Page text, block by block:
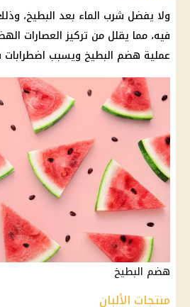
ولا يفضل شرب الماء بعد البطيخ،
فيه، مما يقلل من تركيز العصارات
عملية هضم البطيخ ويسبب
هضم البطيخ
منتجات الألبان